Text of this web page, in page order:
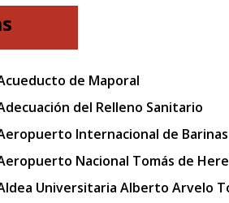
de Maporal
del Relleno Sanitario
Internacional de Barinas
Nacional Tomás de
Universitaria Alberto Arvelo